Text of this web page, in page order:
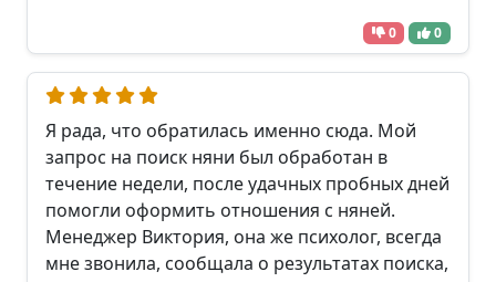
0 0
Я рада, что обратилась именно сюда. Мой
запрос на поиск няни был обработан в
течение недели, после удачных пробных дней
помогли оформить отношения с няней.
Менеджер Виктория, она же психолог, всегда
мне звонила, сообщала о результатах поиска,